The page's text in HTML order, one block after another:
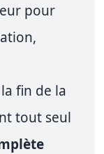
pour
fin de la
tout seul